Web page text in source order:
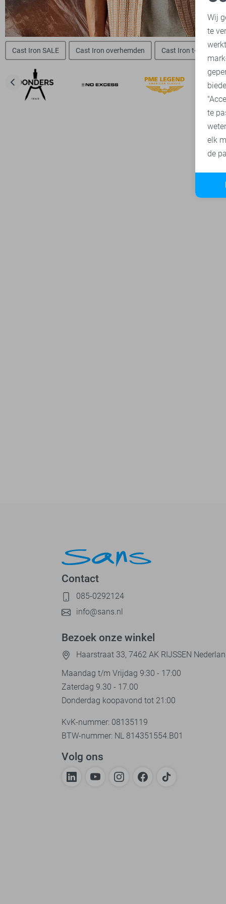
Cast Iron SALE Cast Iron overhemden Cast Iron t-shirts
Contact
085-0292124
info@sans.nl
Bezoek onze winkel
Haarstraat 33, 7462 AK RIJSSEN
Maandag t/m Vrijdag 9:30 - 17:00
Zaterdag 9.30 - 17.00
Donderdag koopavond tot 21:00
KvK-nummer: 08135119
BTW-nummer: NL 814351554.B01
Volg ons
Wij
te
te
elk
de